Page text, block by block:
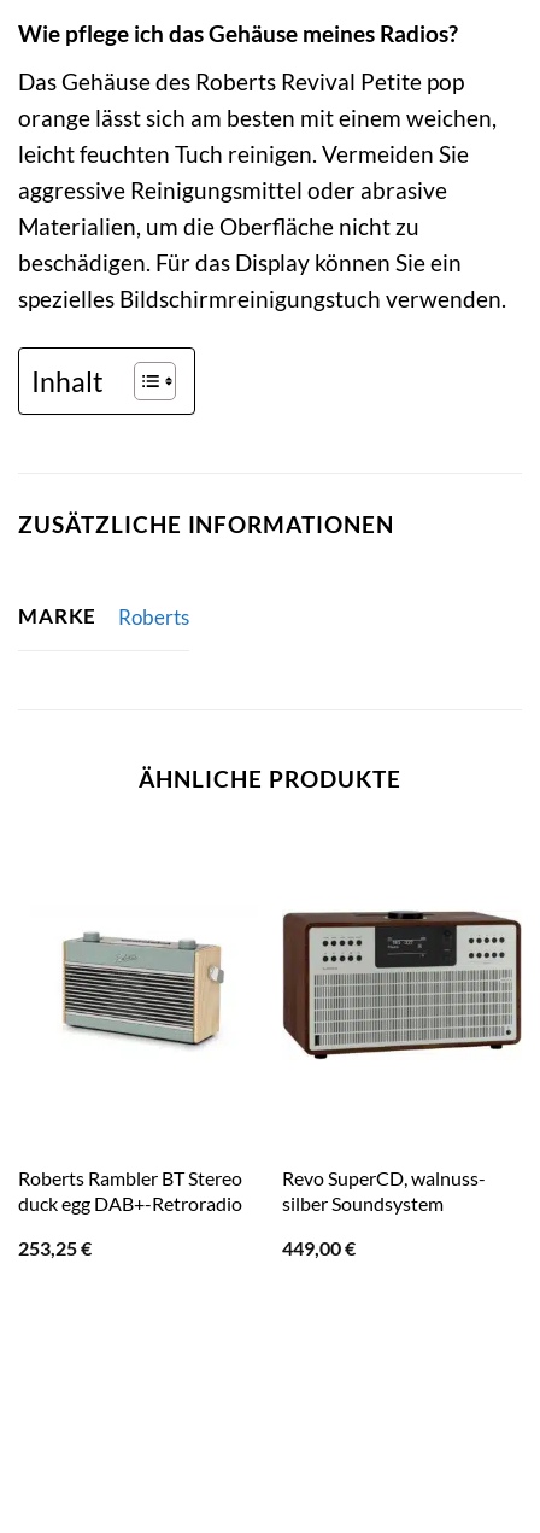
Wie pflege ich das Gehäuse meines Radios?
Das Gehäuse des Roberts Revival Petite pop
orange lässt sich am besten mit einem weichen,
leicht feuchten Tuch reinigen. Vermeiden Sie
aggressive Reinigungsmittel oder abrasive
Materialien, um die Oberfläche nicht zu
beschädigen. Für das Display können Sie ein
spezielles Bildschirmreinigungstuch verwenden.
Inhalt
ZUSÄTZLICHE INFORMATIONEN
MARKE Roberts
ÄHNLICHE PRODUKTE
Roberts Rambler BT Stereo
duck egg DAB+-Retroradio
253,25€
Revo SuperCD, walnuss-
silber Soundsystem
449,00€